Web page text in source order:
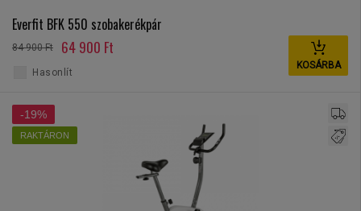
Everfit BFK 550 szobakerékpár
84 900 Ft 64 900 Ft
KOSÁRBA
Hasonlít
-19%
RAKTÁRON